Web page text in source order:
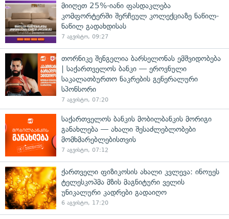
მიიღეთ 25%-იანი ფასდაკლება
კომფორტერში შერჩეულ კოლექციაზე ნაწილ-
ნაწილ გადახდისას
7 აგვისტო, 09:27
თორნიკე შენგელია ბარსელონას ემშვიდობება
| საქართველოს ბანკი — ეროვნული
საკალათბურთო ნაკრების გენერალური
სპონსორი
7 აგვისტო, 07:20
საქართველოს ბანკის მობილბანკის მორიგი
განახლება — ახალი შესაძლებლობები
მომხმარებლებისთვის
7 აგვისტო, 07:12
ქართველი ფიზიკოსის ახალი კვლევა: ინოუეს
ტელესკოპმა მზის მაგნიტური ველის
უნიკალური კადრები გადაიღო
6 აგვისტო, 17:20